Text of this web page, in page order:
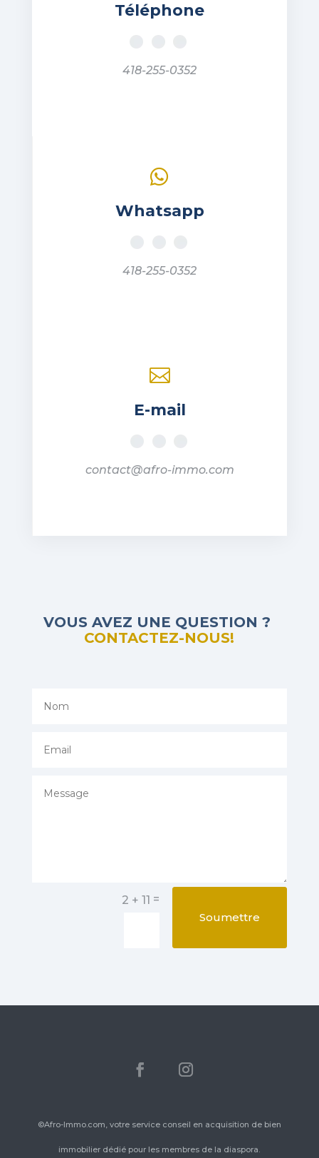
Téléphone
418-255-0352

Whatsapp
418-255-0352

E-mail
contact@afro-immo.com
VOUS AVEZ UNE QUESTION ?
CONTACTEZ-NOUS!
2 + 11 =
Soumettre
©Afro-Immo.com, votre service conseil en acquisition de bien
immobilier dédié pour les membres de la diaspora.